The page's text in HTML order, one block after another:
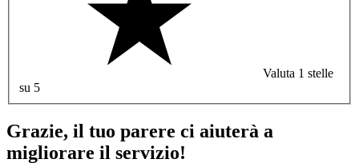
Valuta 1 stelle
su 5
Grazie, il tuo parere ci aiuterà a
migliorare il servizio!